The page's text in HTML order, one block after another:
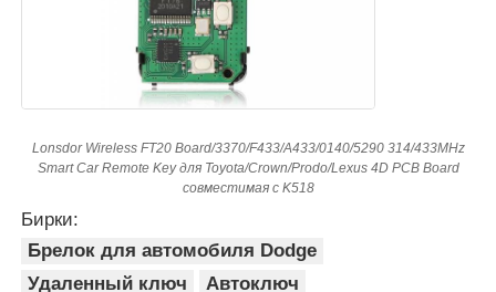
Lonsdor Wireless FT20 Board/3370/F433/A433/0140/5290 314/433MHz
Smart Car Remote Key для Toyota/Crown/Prodo/Lexus 4D PCB Board
совместимая с K518
Бирки:
Брелок для автомобиля Dodge
Удаленный ключ
Автоключ